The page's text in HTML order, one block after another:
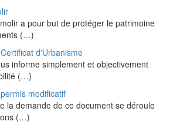
a pour but de protéger le patrimoine
(…)
d'Urbanisme
informe simplement et objectivement
(…)
modificatif
la demande de ce document se déroule
(…)